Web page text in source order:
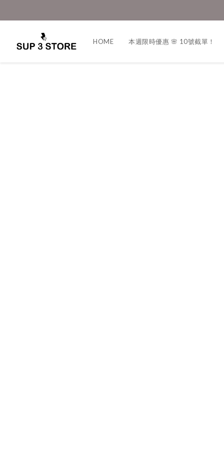
HOME 本週限時優惠 🌸 10號截單！